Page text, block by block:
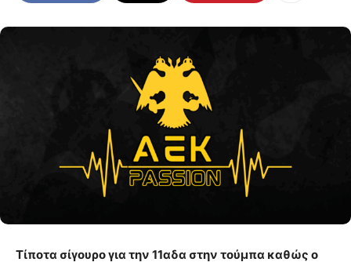
Τίποτα σίγουρο για την 11αδα στην τούμπα καθώς ο